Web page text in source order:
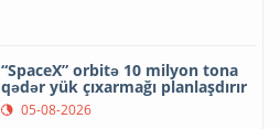
“SpaceX” orbitə 10 milyon tona
qədər yük çıxarmağı planlaşdırır
05-08-2026